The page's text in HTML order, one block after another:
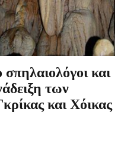
και
των
και Χόικας